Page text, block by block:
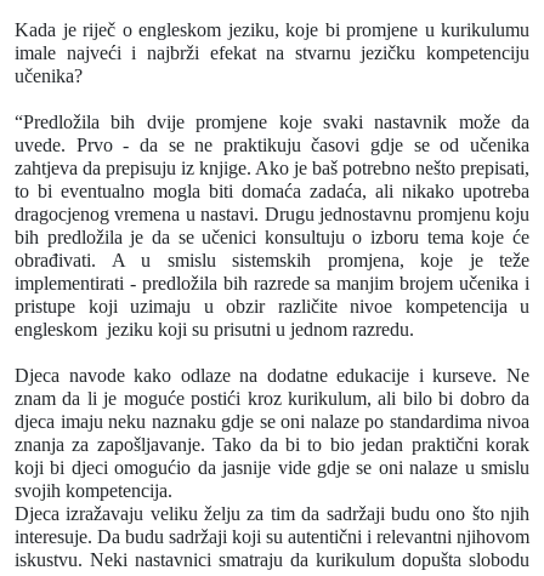
Kada je riječ o engleskom jeziku, koje bi promjene u kurikulumu
imale najveći i najbrži efekat na stvarnu jezičku kompetenciju
učenika?
“Predložila bih dvije promjene koje svaki nastavnik može da
uvede. Prvo - da se ne praktikuju časovi gdje se od učenika
zahtjeva da prepisuju iz knjige. Ako je baš potrebno nešto prepisati,
to bi eventualno mogla biti domaća zadaća, ali nikako upotreba
dragocjenog vremena u nastavi. Drugu jednostavnu promjenu koju
bih predložila je da se učenici konsultuju o izboru tema koje će
obrađivati. A u smislu sistemskih promjena, koje je teže
implementirati - predložila bih razrede sa manjim brojem učenika i
pristupe koji uzimaju u obzir različite nivoe kompetencija u
engleskom jeziku koji su prisutni u jednom razredu.
Djeca navode kako odlaze na dodatne edukacije i kurseve. Ne
znam da li je moguće postići kroz kurikulum, ali bilo bi dobro da
djeca imaju neku naznaku gdje se oni nalaze po standardima nivoa
znanja za zapošljavanje. Tako da bi to bio jedan praktični korak
koji bi djeci omogućio da jasnije vide gdje se oni nalaze u smislu
svojih kompetencija.
Djeca izražavaju veliku želju za tim da sadržaji budu ono što njih
interesuje. Da budu sadržaji koji su autentični i relevantni njihovom
iskustvu. Neki nastavnici smatraju da kurikulum dopušta slobodu